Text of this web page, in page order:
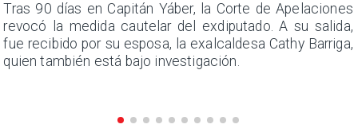
Tras 90 días en Capitán Yáber, la Corte de Apelaciones
revocó la medida cautelar del exdiputado. A su salida,
fue recibido por su esposa, la exalcaldesa Cathy Barriga,
quien también está bajo investigación.